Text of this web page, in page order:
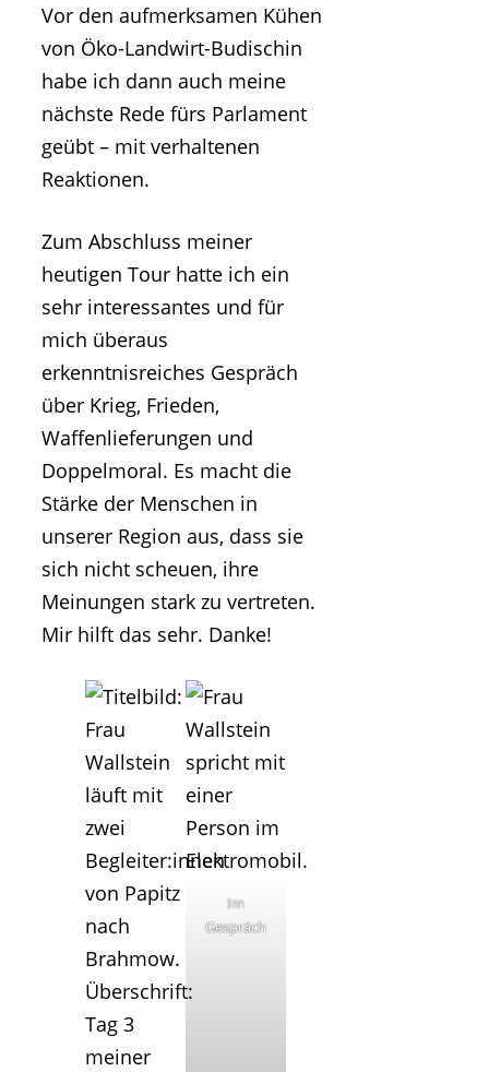
Vor den aufmerksamen Kühen
von Öko-Landwirt-Budischin
habe ich dann auch meine
nächste Rede fürs Parlament
geübt – mit verhaltenen
Reaktionen.
Zum Abschluss meiner
heutigen Tour hatte ich ein
sehr interessantes und für
mich überaus
erkenntnisreiches Gespräch
über Krieg, Frieden,
Waffenlieferungen und
Doppelmoral. Es macht die
Stärke der Menschen in
unserer Region aus, dass sie
sich nicht scheuen, ihre
Meinungen stark zu vertreten.
Mir hilft das sehr. Danke!
Im
Gespräch